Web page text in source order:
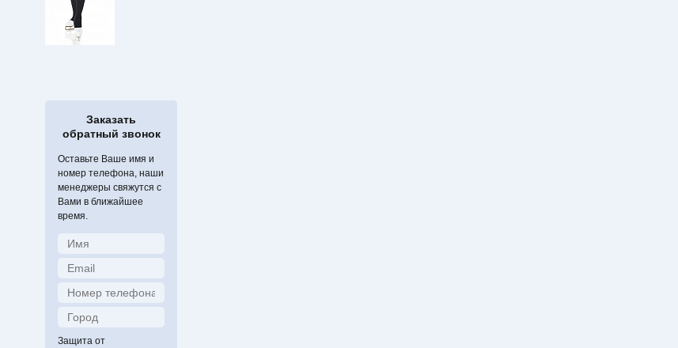
Заказать
обратный звонок
Оставьте Ваше имя и
номер телефона, наши
менеджеры свяжутся с
Вами в ближайшее
время.
Защита от